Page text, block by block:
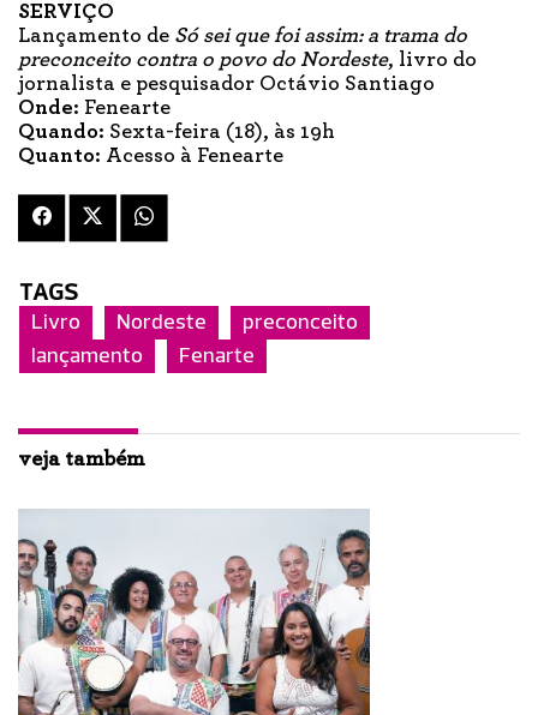
SERVIÇO
Lançamento de Só sei que foi assim: a trama do
preconceito contra o povo do Nordeste, livro do
jornalista e pesquisador Octávio Santiago
Onde: Fenearte
Quando: Sexta-feira (18), às 19h
Quanto: Acesso à Fenearte
TAGS
Livro Nordeste
preconceito
lançamento
Fenarte
veja também